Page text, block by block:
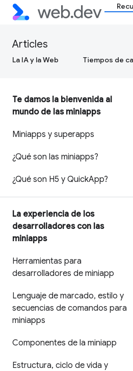
Articles
La IA y la Web Tiempos de
Te damos la bienvenida al
mundo de las miniapps
Miniapps y superapps
¿Qué son las miniapps?
¿Qué son H5 y QuickApp?
La experiencia de los
desarrolladores con las
miniapps
Herramientas para
desarrolladores de miniapp
Lenguaje de marcado, estilo y
secuencias de comandos para
miniapps
Componentes de la miniapp
Estructura, ciclo de vida y